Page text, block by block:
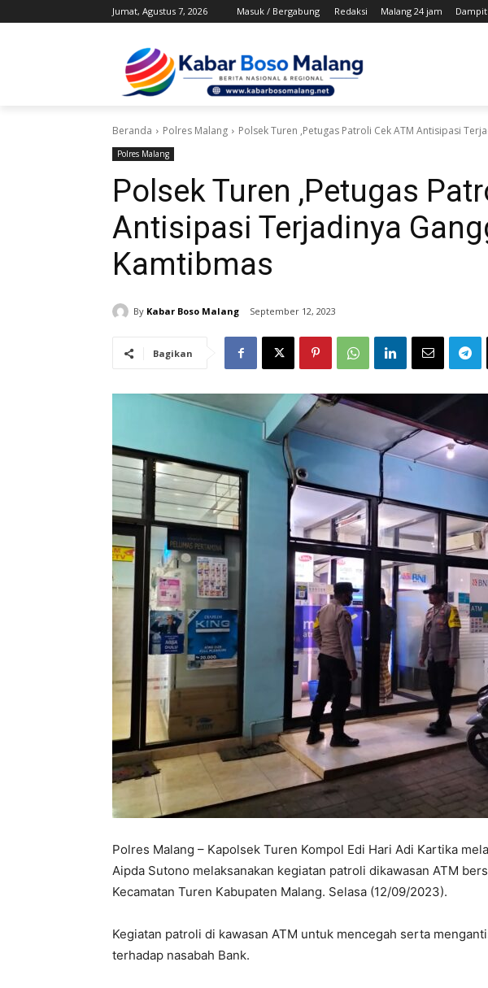
Jumat, Agustus 7, 2026 Masuk / Bergabung Redaksi Malang 24 jam
Beranda Polres Malang Polsek Turen ,Petugas Patroli Cek ATM Antisipasi
Polres Malang
Polsek Turen ,Petugas
Antisipasi Terjadinya
Kamtibmas
By Kabar Boso Malang September 12, 2023
Bagikan
Polres Malang – Kapolsek Turen Kompol Edi Hari Adi Kartika
Aipda Sutono melaksanakan kegiatan patroli dikawasan ATM
Kecamatan Turen Kabupaten Malang. Selasa (12/09/2023).
Kegiatan patroli di kawasan ATM untuk mencegah serta
terhadap nasabah Bank.